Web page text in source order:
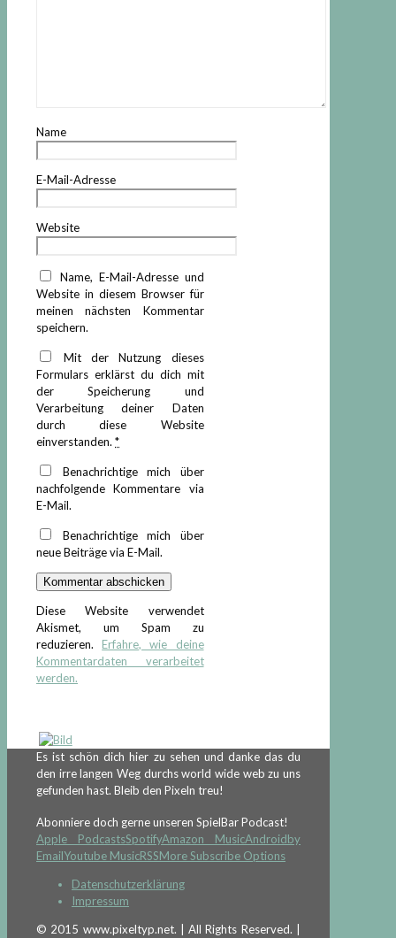
Name
E-Mail-Adresse
Website
Name, E-Mail-Adresse und
Website in diesem Browser für
meinen nächsten Kommentar
speichern.
Mit der Nutzung dieses
Formulars erklärst du dich mit
der Speicherung und
Verarbeitung deiner Daten
durch diese Website
einverstanden. *
Benachrichtige mich über
nachfolgende Kommentare via
E-Mail.
Benachrichtige mich über
neue Beiträge via E-Mail.
Diese Website verwendet
Akismet, um Spam zu
reduzieren. Erfahre, wie deine
Kommentardaten verarbeitet
werden.
Es ist schön dich hier zu sehen und danke das du
den irre langen Weg durchs world wide web zu uns
gefunden hast. Bleib den Pixeln treu!
Abonniere doch gerne unseren SpielBar Podcast!
Apple PodcastsSpotifyAmazon MusicAndroidby
EmailYoutube MusicRSSMore Subscribe Options
Datenschutzerklärung
Impressum
© 2015 www.pixeltyp.net. | All Rights Reserved. |